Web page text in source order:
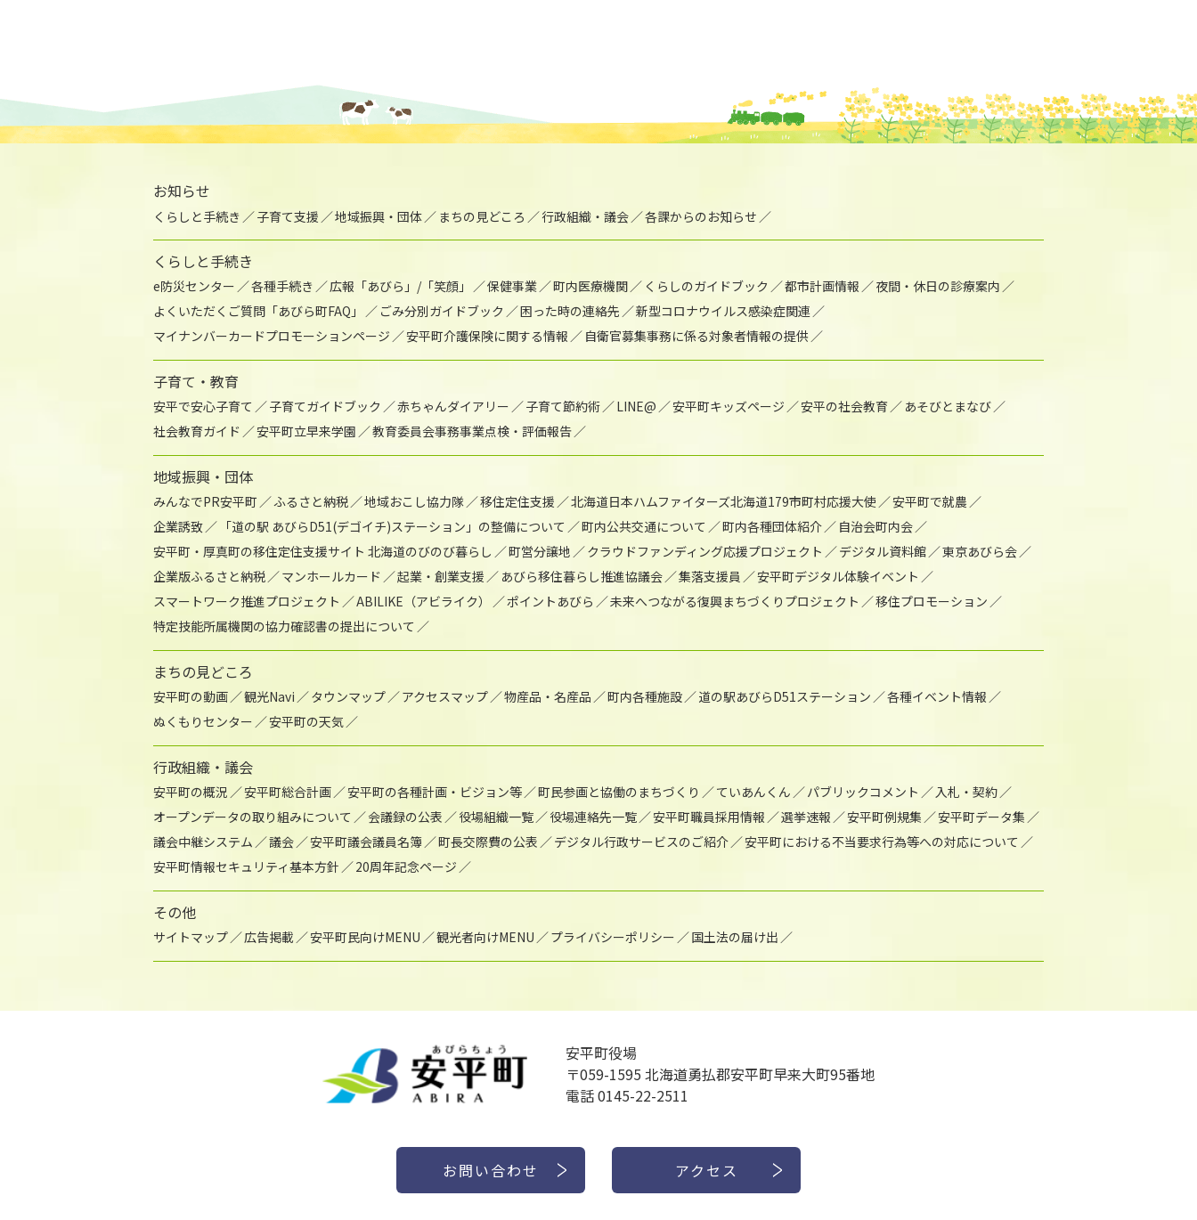
お知らせ
くらしと手続き 子育て支援 地域振興・団体 まちの見どころ 行政組織・議会 各課からのお知らせ
くらしと手続き
e防災センター 各種手続き 広報「あびら」/「笑顔」 保健事業 町内医療機関 くらしのガイドブック 都市計画情報
夜間・休日の診療案内
よくいただくご質問「あびら町FAQ」
ごみ分別ガイドブック 困った時の連絡先
新型コロナウイルス感染症関連
マイナンバーカードプロモーションページ
安平町介護保険に関する情報 自衛官募集事務に係る対象者情報の提供
子育て・教育
安平で安心子育て 子育てガイドブック 赤ちゃんダイアリー 子育て節約術 LINE@ 安平町キッズページ 安平の社会教育
あそびとまなび
社会教育ガイド
安平町立早来学園 教育委員会事務事業点検・評価報告
地域振興・団体
みんなでPR安平町 ふるさと納税 地域おこし協力隊 移住定住支援 北海道日本ハムファイターズ北海道179市町村応援大使
安平町で就農
企業誘致
「道の駅 あびらD51(デゴイチ)ステーション」の整備について 町内公共交通について 町内各種団体紹介
自治会町内会
安平町・厚真町の移住定住支援サイト 北海道のびのび暮らし
町営分譲地 クラウドファンディング応援プロジェクト デジタル資料館
東京あびら会
企業版ふるさと納税
マンホールカード 起業・創業支援 あびら移住暮らし推進協議会 集落支援員
安平町デジタル体験イベント
スマートワーク推進プロジェクト
ABILIKE（アビライク） ポイントあびら 未来へつながる復興まちづくりプロジェクト
移住プロモーション
特定技能所属機関の協力確認書の提出について
まちの見どころ
安平町の動画 観光Navi タウンマップ アクセスマップ 物産品・名産品 町内各種施設 道の駅あびらD51ステーション
各種イベント情報
ぬくもりセンター
安平町の天気
行政組織・議会
安平町の概況 安平町総合計画 安平町の各種計画・ビジョン等 町民参画と協働のまちづくり ていあんくん パブリックコメント
入札・契約
オープンデータの取り組みについて
会議録の公表 役場組織一覧 役場連絡先一覧 安平町職員採用情報 選挙速報 安平町例規集
安平町データ集
議会中継システム
議会 安平町議会議員名簿 町長交際費の公表 デジタル行政サービスのご紹介
安平町における不当要求行為等への対応について
安平町情報セキュリティ基本方針
20周年記念ページ
その他
サイトマップ 広告掲載 安平町民向けMENU 観光者向けMENU プライバシーポリシー 国土法の届け出
安平町役場
〒059-1595 北海道勇払郡安平町早来大町95番地
電話 0145-22-2511
お問い合わせ アクセス